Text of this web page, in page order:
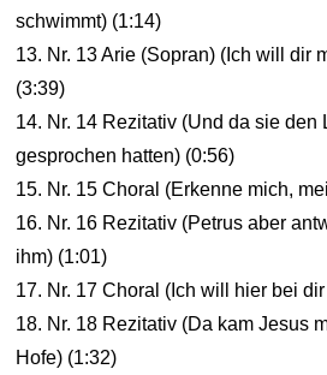
schwimmt) (1:14)
13. Nr. 13 Arie (Sopran) (Ich will dir
(3:39)
14. Nr. 14 Rezitativ (Und da sie den
gesprochen hatten) (0:56)
15. Nr. 15 Choral (Erkenne mich,
16. Nr. 16 Rezitativ (Petrus aber
ihm) (1:01)
17. Nr. 17 Choral (Ich will hier bei
18. Nr. 18 Rezitativ (Da kam Jesus
Hofe) (1:32)